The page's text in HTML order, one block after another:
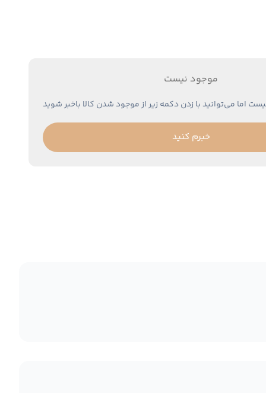
موجود نیست
اما می‌توانید با زدن دکمه زیر از موجود شدن کالا باخبر شوید
خبرم کنید